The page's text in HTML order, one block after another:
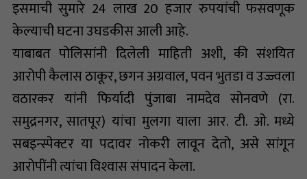
इसमाची सुमारे 24 लाख 20 हजार रुपयांची फसवणूक
केल्याची घटना उघडकीस आली आहे.
याबाबत पोलिसांनी दिलेली माहिती अशी, की संशयित
आरोपी कैलास ठाकूर, छगन अग्रवाल, पवन भुतडा व उज्ज्वला
वठारकर यांनी फिर्यादी पुंजाबा नामदेव सोनवणे (रा.
समुद्रनगर, सातपूर) यांचा मुलगा याला आर. टी. ओ. मध्ये
सबइन्स्पेक्टर या पदावर नोकरी लावून देतो, असे सांगून
आरोपींनी त्यांचा विश्‍वास संपादन केला.